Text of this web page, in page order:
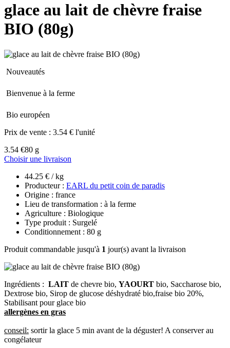
glace au lait de chèvre fraise
BIO (80g)
Nouveautés
Bienvenue à la ferme
Bio européen
Prix de vente : 3.54 € l'unité
3.54 €80 g
Choisir une livraison
44.25 € / kg
Producteur : EARL du petit coin de paradis
Origine : france
Lieu de transformation : à la ferme
Agriculture : Biologique
Type produit : Surgelé
Conditionnement : 80 g
Produit commandable jusqu'à 1 jour(s) avant la livraison
Ingrédients : LAIT de chevre bio, YAOURT bio, Saccharose bio,
Dextrose bio, Sirop de glucose déshydraté bio,fraise bio 20%,
Stabilisant pour glace bio
allergènes en gras
conseil: sortir la glace 5 min avant de la déguster! A conserver au
congélateur